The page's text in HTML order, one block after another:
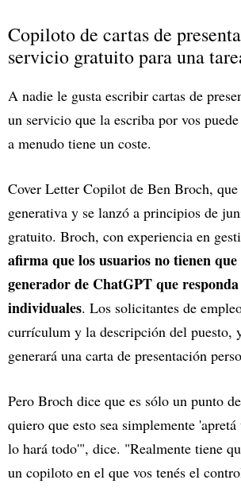
Copiloto de cartas de
servicio gratuito para una
A nadie le gusta escribir cartas de
un servicio que la escriba por vos
a menudo tiene un coste.
Cover Letter Copilot de Ben Broch,
generativa y se lanzó a principios de
gratuito. Broch, con experiencia en
afirma que los usuarios no tienen
generador de ChatGPT que
individuales. Los solicitantes de
currículum y la descripción del puesto,
generará una carta de presentación
Pero Broch dice que es sólo un punto
quiero que esto sea simplemente
lo hará todo'", dice. "Realmente tiene
un copiloto en el que vos tenés el